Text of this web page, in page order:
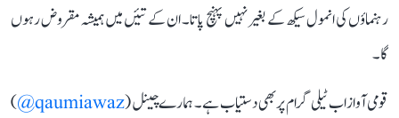
رہنماؤں کی انمول سیکھ کے بغیر نہیں پہنچ پاتا۔ ان کے تئیں میں ہمیشہ مقروض رہوں
گا۔
قومی آواز اب ٹیلی گرام پر بھی دستیاب ہے۔ ہمارے چینل (qaumiawaz@
)